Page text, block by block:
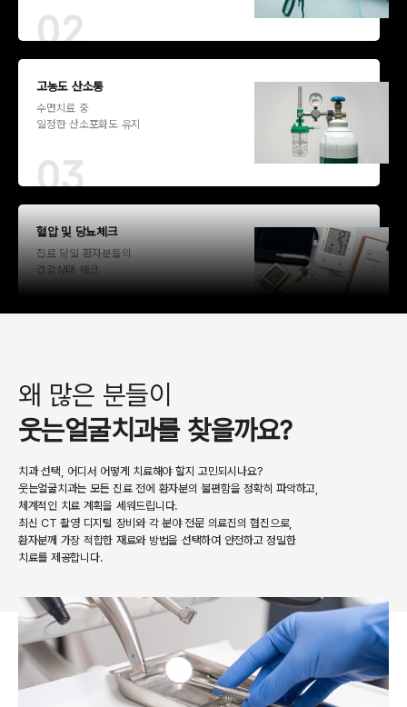
고농도 산소통
수면치료 중
일정한 산소포화도 유지
혈압 및 당뇨체크
진료 당일 환자분들의
건강상태 체크
치료 중 환자의 상태를
지속적으로 체크
미다졸람 해독제
아넥세이트를 투여하여
의식회복 가능
왜 많은 분들이
웃는얼굴치과를 찾을까요?
치과 선택, 어디서 어떻게 치료해야 할지 고민되시나요?
웃는얼굴치과는 모든 진료 전에 환자분의 불편함을 정확히 파악하고,
체계적인 치료 계획을 세워드립니다.
최신 CT 촬영 디지털 장비와 각 분야 전문 의료진의 협진으로,
환자분께 가장 적합한 재료와 방법을 선택하여 안전하고 정밀한
치료를 제공합니다.